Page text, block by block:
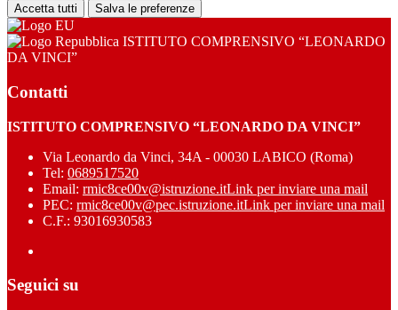
Accetta tutti Salva le preferenze
ISTITUTO COMPRENSIVO “LEONARDO
DA VINCI”
Contatti
ISTITUTO COMPRENSIVO “LEONARDO DA VINCI”
Via Leonardo da Vinci, 34A - 00030 LABICO (Roma)
Tel: 0689517520
Email: rmic8ce00v@istruzione.itLink per inviare una mail
PEC: rmic8ce00v@pec.istruzione.itLink per inviare una mail
C.F.: 93016930583
Seguici su